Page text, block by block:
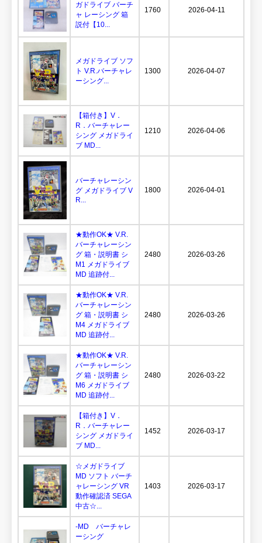
ガドライブ バーチ
ャ レーシング 箱
説付【10...
1760 2026-04-11
メガドライブ ソフ
ト V.R.バーチャレ
ーシング...
1300 2026-04-07
【箱付き】V．
R．バーチャレー
シング メガドライ
ブ MD...
1210 2026-04-06
バーチャレーシン
グ メガドライブ V
R...
1800 2026-04-01
★動作OK★ V.R.
バーチャレーシン
グ 箱・説明書 シ
M1 メガドライブ
MD 追跡付...
2480 2026-03-26
★動作OK★ V.R.
バーチャレーシン
グ 箱・説明書 シ
M4 メガドライブ
MD 追跡付...
2480 2026-03-26
★動作OK★ V.R.
バーチャレーシン
グ 箱・説明書 シ
M6 メガドライブ
MD 追跡付...
2480 2026-03-22
【箱付き】V．
R．バーチャレー
シング メガドライ
ブ MD...
1452 2026-03-17
☆メガドライブ
MD ソフト バーチ
ャレーシング VR
動作確認済 SEGA
中古☆...
1403 2026-03-17
-MD バーチャレ
ーシング